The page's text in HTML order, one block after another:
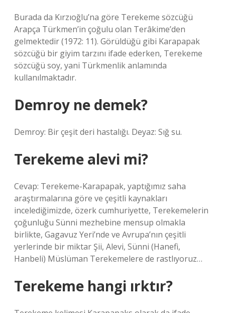
Burada da Kırzıoğlu’na göre Terekeme sözcüğü
Arapça Türkmen’in çoğulu olan Terâkime’den
gelmektedir (1972: 11). Görüldüğü gibi Karapapak
sözcüğü bir giyim tarzını ifade ederken, Terekeme
sözcüğü soy, yani Türkmenlik anlamında
kullanılmaktadır.
Demroy ne demek?
Demroy: Bir çeşit deri hastalığı. Deyaz: Sığ su.
Terekeme alevi mi?
Cevap: Terekeme-Karapapak, yaptığımız saha
araştırmalarına göre ve çeşitli kaynakları
incelediğimizde, özerk cumhuriyette, Terekemelerin
çoğunluğu Sünni mezhebine mensup olmakla
birlikte, Gagavuz Yeri’nde ve Avrupa’nın çeşitli
yerlerinde bir miktar Şii, Alevi, Sünni (Hanefi,
Hanbeli) Müslüman Terekemelere de rastlıyoruz…
Terekeme hangi ırktır?